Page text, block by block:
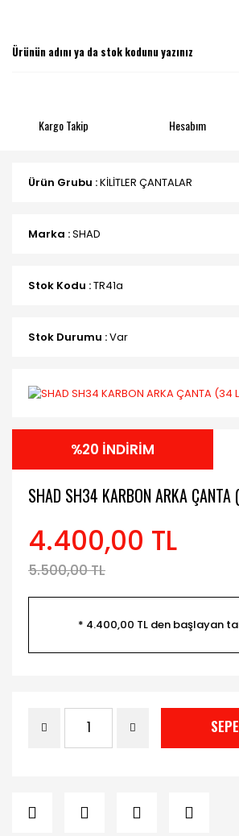
Kargo Takip Hesabım
Ürün Grubu :KİLİTLER ÇANTALAR
Marka :SHAD
Stok Kodu :TR41a
Stok Durumu :Var
%20 İNDİRİM
SHAD SH34 KARBON ARKA
4.400,00 TL
5.500,00 TL
* 4.400,00 TL den başlayan